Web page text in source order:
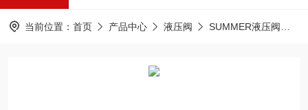
当前位置： 首页 产品中心 液压阀 SUMMER液压阀